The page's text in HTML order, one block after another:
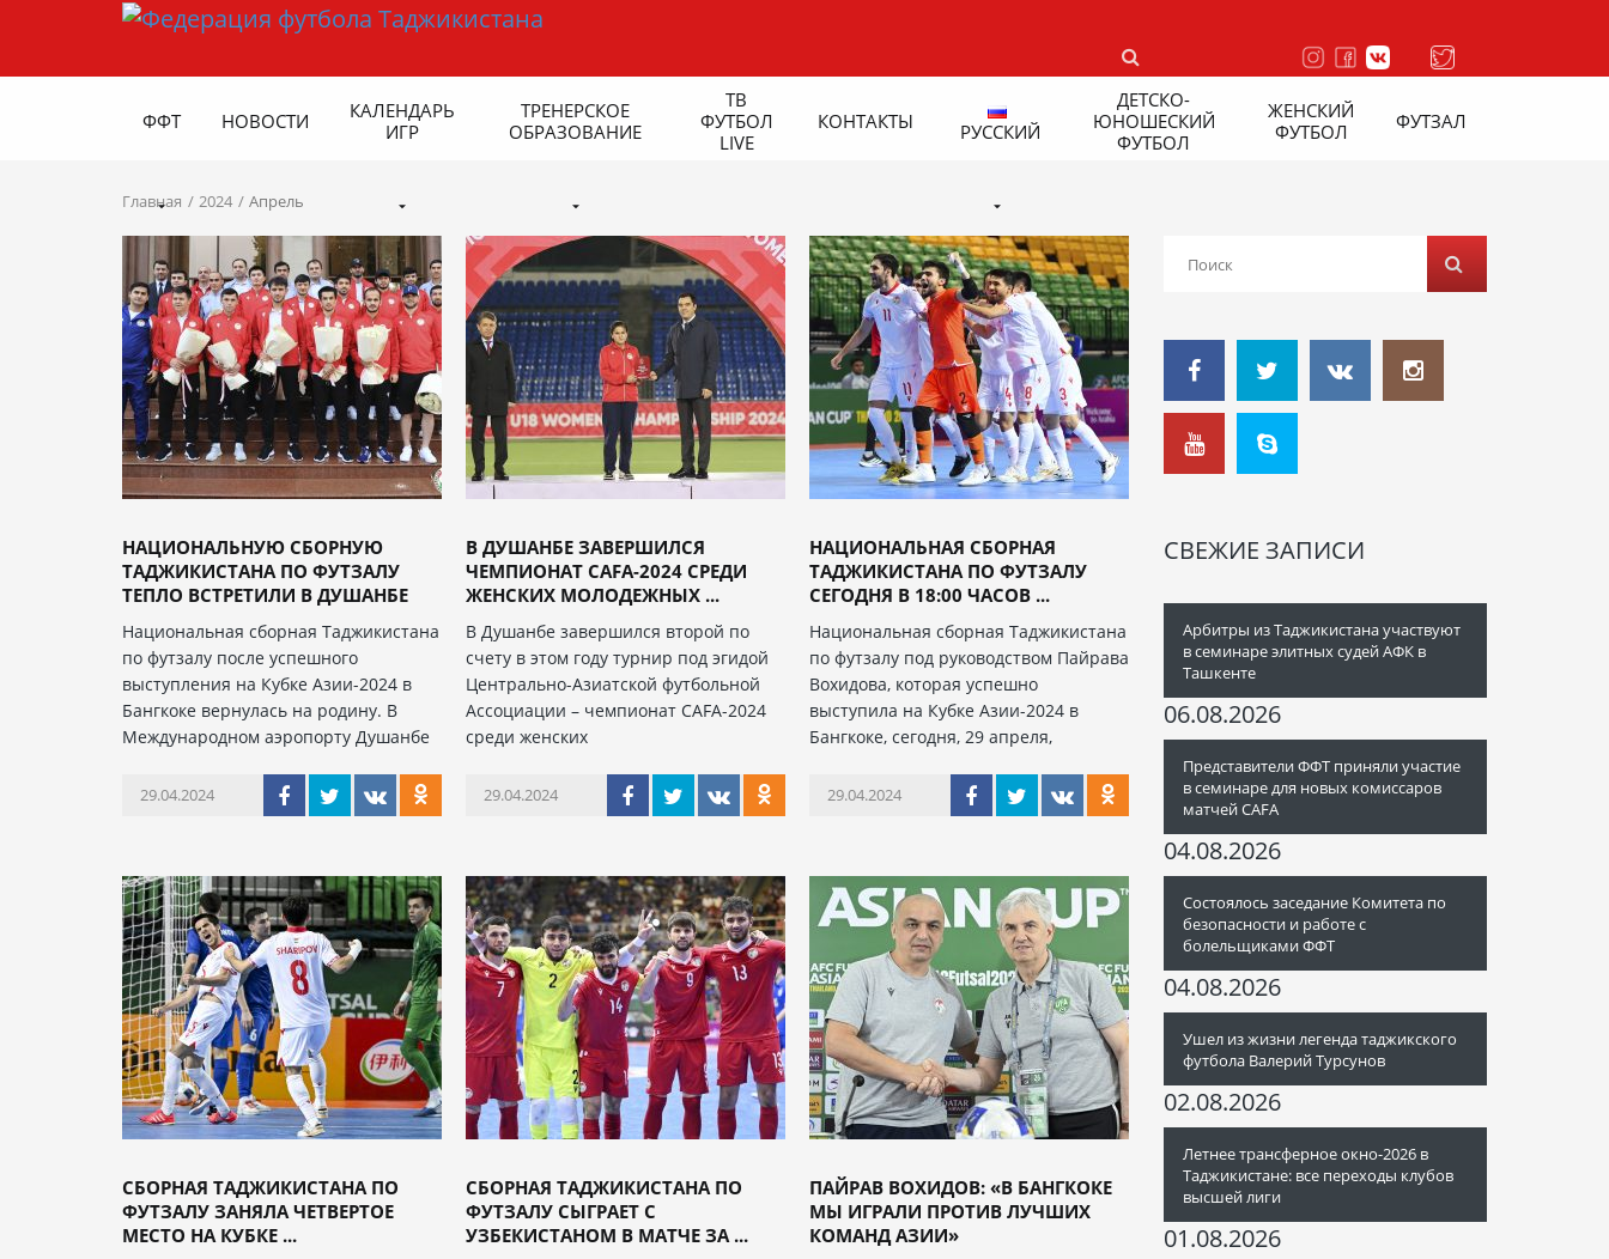
ФФТ НОВОСТИ
КАЛЕНДАРЬ
ИГР
ТРЕНЕРСКОЕ
ОБРАЗОВАНИЕ
ТВ
ФУТБОЛ
LIVE
КОНТАКТЫ РУССКИЙ
ДЕТСКО-
ЮНОШЕСКИЙ
ФУТБОЛ
ЖЕНСКИЙ
ФУТБОЛ
ФУТЗАЛ
Главная 2024 Апрель
НАЦИОНАЛЬНУЮ СБОРНУЮ
ТАДЖИКИСТАНА ПО ФУТЗАЛУ
ТЕПЛО ВСТРЕТИЛИ В ДУШАНБЕ
Национальная сборная Таджикистана
по футзалу после успешного
выступления на Кубке Азии-2024 в
Бангкоке вернулась на родину. В
Международном аэропорту Душанбе
29.04.2024
В ДУШАНБЕ ЗАВЕРШИЛСЯ
ЧЕМПИОНАТ CAFA-2024 СРЕДИ
ЖЕНСКИХ МОЛОДЕЖНЫХ ...
В Душанбе завершился второй по
счету в этом году турнир под эгидой
Центрально-Азиатской футбольной
Ассоциации – чемпионат CAFA-2024
среди женских
29.04.2024
НАЦИОНАЛЬНАЯ СБОРНАЯ
ТАДЖИКИСТАНА ПО ФУТЗАЛУ
СЕГОДНЯ В 18:00 ЧАСОВ ...
Национальная сборная Таджикистана
по футзалу под руководством Пайрава
Вохидова, которая успешно
выступила на Кубке Азии-2024 в
Бангкоке, сегодня, 29 апреля,
29.04.2024
СБОРНАЯ ТАДЖИКИСТАНА ПО
ФУТЗАЛУ ЗАНЯЛА ЧЕТВЕРТОЕ
МЕСТО НА КУБКЕ ...
СБОРНАЯ ТАДЖИКИСТАНА ПО
ФУТЗАЛУ СЫГРАЕТ С
УЗБЕКИСТАНОМ В МАТЧЕ ЗА ...
ПАЙРАВ ВОХИДОВ: «В БАНГКОКЕ
МЫ ИГРАЛИ ПРОТИВ ЛУЧШИХ
КОМАНД АЗИИ»
СВЕЖИЕ ЗАПИСИ
Арбитры из Таджикистана участвуют
в семинаре элитных судей АФК в
Ташкенте
06.08.2026
Представители ФФТ приняли участие
в семинаре для новых комиссаров
матчей CAFA
04.08.2026
Состоялось заседание Комитета по
безопасности и работе с
болельщиками ФФТ
04.08.2026
Ушел из жизни легенда таджикского
футбола Валерий Турсунов
02.08.2026
Летнее трансферное окно-2026 в
Таджикистане: все переходы клубов
высшей лиги
01.08.2026